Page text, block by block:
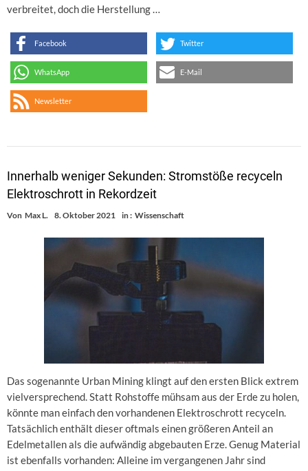
verbreitet, doch die Herstellung …
Facebook Twitter
WhatsApp E-Mail
Newsletter
Innerhalb weniger Sekunden: Stromstöße recyceln
Elektroschrott in Rekordzeit
Von Max L. 8. Oktober 2021 in : Wissenschaft
Das sogenannte Urban Mining klingt auf den ersten Blick extrem
vielversprechend. Statt Rohstoffe mühsam aus der Erde zu holen,
könnte man einfach den vorhandenen Elektroschrott recyceln.
Tatsächlich enthält dieser oftmals einen größeren Anteil an
Edelmetallen als die aufwändig abgebauten Erze. Genug Material
ist ebenfalls vorhanden: Alleine im vergangenen Jahr sind